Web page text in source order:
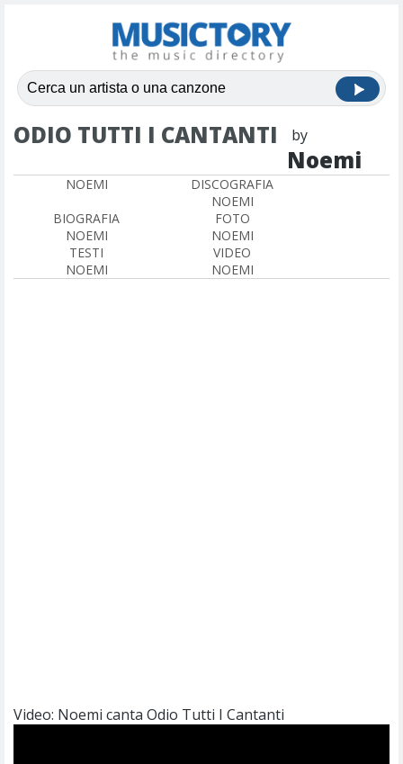
ODIO TUTTI I CANTANTI by
Noemi
NOEMI
DISCOGRAFIA
NOEMI
BIOGRAFIA
NOEMI
FOTO
NOEMI
TESTI
NOEMI
VIDEO
NOEMI
Video: Noemi canta Odio Tutti I Cantanti